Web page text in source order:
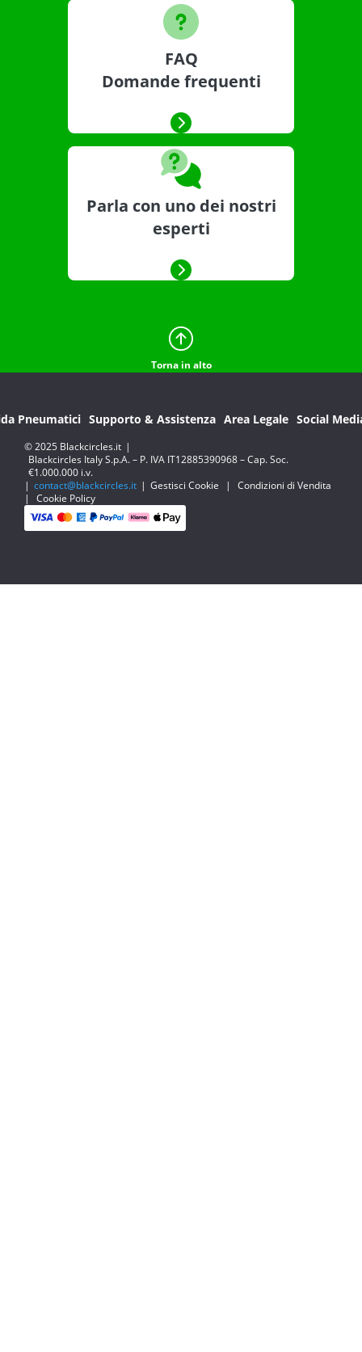
FAQ
Domande frequenti
Parla con uno dei nostri
esperti
Torna in alto
Pneumatici Supporto & Assistenza Area Legale Social
© 2025 Blackcircles.it |
Blackcircles Italy S.p.A. – P. IVA IT12885390968 – Cap. Soc.
€1.000.000 i.v.
| contact@blackcircles.it | Gestisci Cookie |
Condizioni di Vendita
|
Cookie Policy